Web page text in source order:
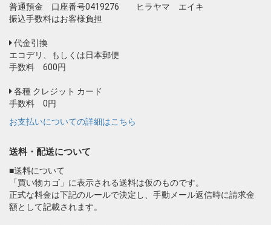
普通預金 口座番号0419276 ヒラヤマ エイキ
振込手数料はお客様負担
代金引換
エコデリ、もしくは日本郵便
手数料 600円
各種 クレジット カード
手数料 0円
お支払いについての詳細はこちら
送料・配送について
■送料について
「買い物カゴ」に表示される送料は仮のものです。
正式な料金は下記のルールで決定し、手動メール返信時に請求金
額として記載されます。